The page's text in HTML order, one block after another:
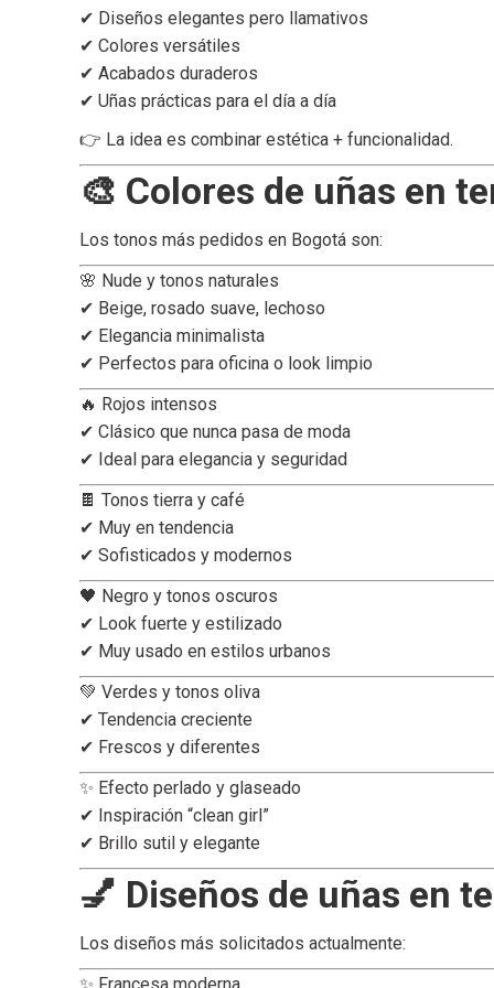
✔ Diseños elegantes pero llamativos
✔ Colores versátiles
✔ Acabados duraderos
✔ Uñas prácticas para el día a día
👉 La idea es combinar estética + funcionalidad.
🎨 Colores de uñas en
Los tonos más pedidos en Bogotá son:
🌸 Nude y tonos naturales
✔ Beige, rosado suave, lechoso
✔ Elegancia minimalista
✔ Perfectos para oficina o look limpio
🔥 Rojos intensos
✔ Clásico que nunca pasa de moda
✔ Ideal para elegancia y seguridad
🍫 Tonos tierra y café
✔ Muy en tendencia
✔ Sofisticados y modernos
🖤 Negro y tonos oscuros
✔ Look fuerte y estilizado
✔ Muy usado en estilos urbanos
💚 Verdes y tonos oliva
✔ Tendencia creciente
✔ Frescos y diferentes
✨ Efecto perlado y glaseado
✔ Inspiración “clean girl”
✔ Brillo sutil y elegante
💅 Diseños de uñas en
Los diseños más solicitados actualmente:
✨ Francesa moderna